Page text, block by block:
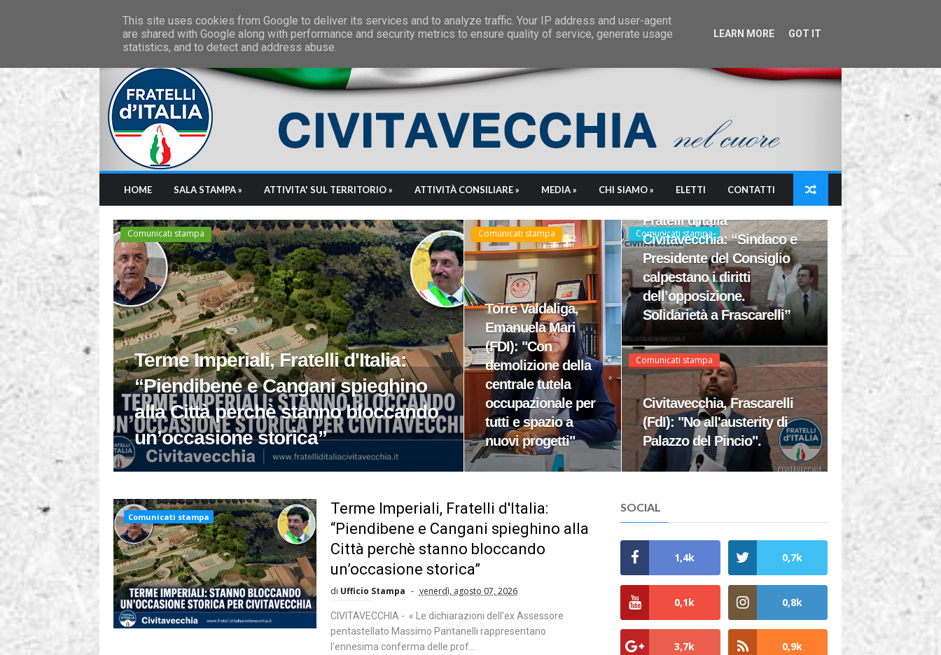
Friday, August 7 2026
HOME SALA STAMPA » ATTIVITA' SUL TERRITORIO » ATTIVITÀ CONSILIARE » MEDIA » CHI SIAMO » ELETTI CONTATTI
Comunicati stampa
Terme Imperiali, Fratelli d'Italia:
“Piendibene e Cangani spieghino
alla Città perchè stanno bloccando
un’occasione storica”
Comunicati stampa
Torre Valdaliga,
Emanuela Mari
(FDI): "Con
demolizione della
centrale tutela
occupazionale per
tutti e spazio a
nuovi progetti"
Comunicati stampa
Fratelli d'Italia
Civitavecchia: “Sindaco e
Presidente del Consiglio
calpestano i diritti
dell’opposizione.
Solidarietà a Frascarelli”
Comunicati stampa
Civitavecchia, Frascarelli
(FdI): "No all'austerity di
Palazzo del Pincio".
Comunicati stampa
Terme Imperiali, Fratelli d'Italia:
“Piendibene e Cangani spieghino alla
Città perchè stanno bloccando
un’occasione storica”
di Ufficio Stampa venerdì, agosto 07, 2026
CIVITAVECCHIA - « Le dichiarazioni dell'ex Assessore
pentastellato Massimo Pantanelli rappresentano
l'ennesima conferma delle prof...
SOCIAL
1,4k 0,7k
0,1k 0,8k
3,7k 0,9k
This site uses cookies from Google to deliver its services and to analyze traffic. Your IP address and user-agent
are shared with Google along with performance and security metrics to ensure quality of service, generate usage
statistics, and to detect and address abuse.
LEARN MORE GOT IT